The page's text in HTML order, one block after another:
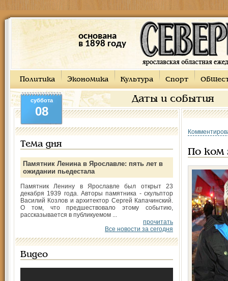
основана
в 1898 году
Политика Экономика Культура Спорт
Даты и события
суббота
08
Тема дня
Памятник Ленина в Ярославле: пять лет в
ожидании пьедестала
Памятник Ленину в Ярославле был открыт 23
декабря 1939 года. Авторы памятника - скульптор
Василий Козлов и архитектор Сергей Капачинский.
О том, что предшествовало этому событию,
рассказывается в публикуемом ...
прочитать
Все новости за сегодня
Видео
По ком